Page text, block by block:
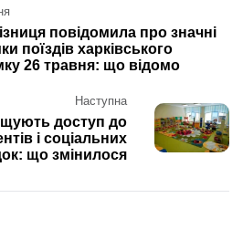
повідомила про значні
поїздів харківського
26 травня: що відомо
Наступна
доступ до
і соціальних
що змінилося